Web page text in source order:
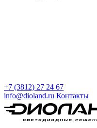
+7 (3812) 27 24 67
info@dioland.ru Контакты